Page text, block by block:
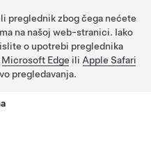
preglednik zbog čega nećete
na našoj web-stranici. Iako
o upotrebi preglednika
Microsoft Edge ili Apple Safari
pregledavanja.